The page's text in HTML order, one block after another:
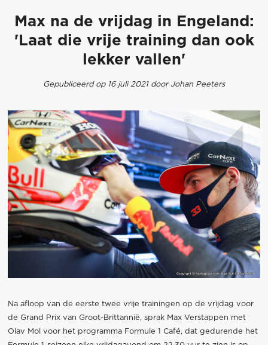
Max na de vrijdag in Engeland:
'Laat die vrije training dan ook
lekker vallen'
Gepubliceerd op 16 juli 2021 door Johan Peeters
Na afloop van de eerste twee vrije trainingen op de vrijdag voor
de Grand Prix van Groot-Brittannië, sprak Max Verstappen met
Olav Mol voor het programma Formule 1 Café, dat gedurende het